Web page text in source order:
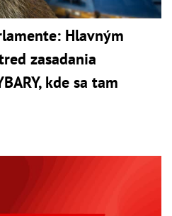
Hlavným
zasadania
kde sa tam